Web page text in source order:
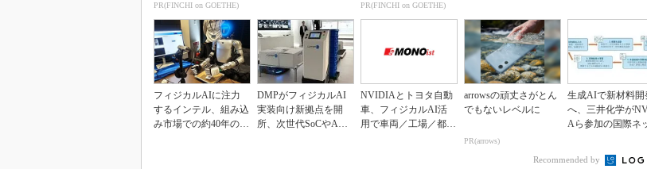
PR(FINCHI on GOETHE) PR(FINCHI on GOETHE)
フィジカルAIに注力
するインテル、組み込
み市場での約40年の実
DMPがフィジカルAI
実装向け新拠点を開
所、次世代SoCやAM
NVIDIAとトヨタ自動
車、フィジカルAI活
用で車両／工場／都市
arrowsの頑丈さがとん
でもないレベルに
PR(arrows)
生成AIで新材料開
へ、三井化学が
Aら参加の国際ネ
Recommended by